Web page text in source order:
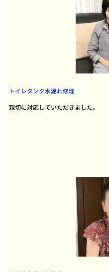
トイレタンク水漏れ修理
親切に対応していただきました。